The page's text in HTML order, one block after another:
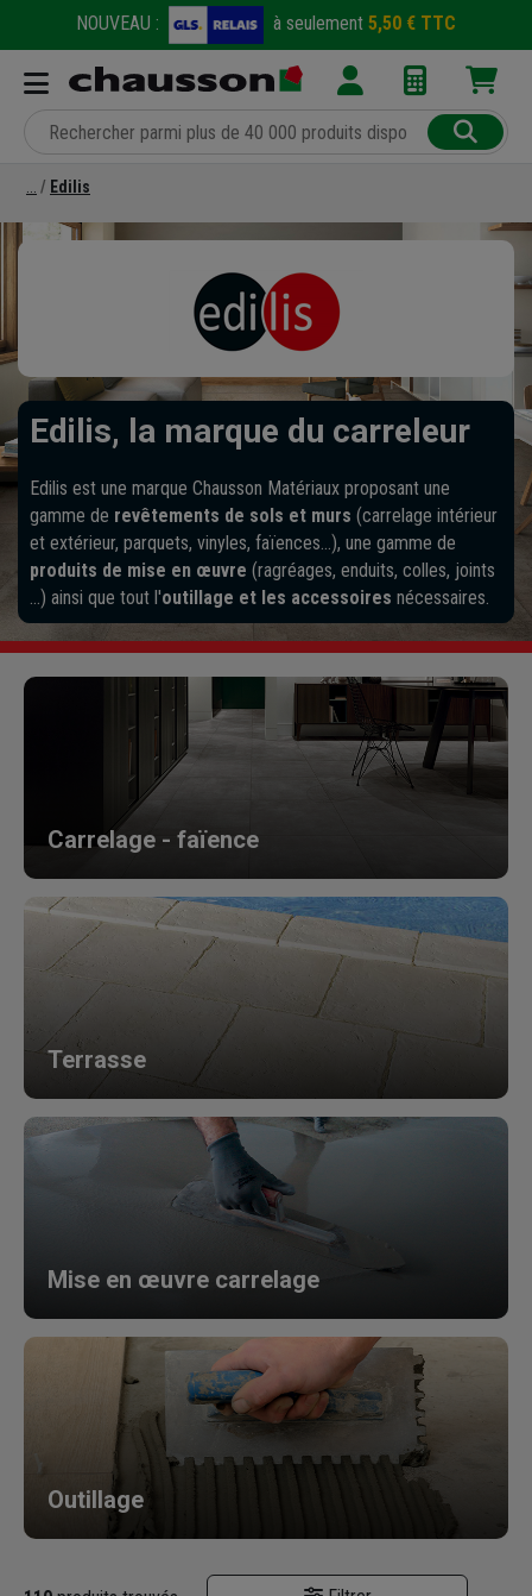
NOUVEAU : à seulement 5,50 € TTC
Edilis
Edilis, la marque du carreleur
Edilis est une marque Chausson Matériaux proposant une
gamme de revêtements de sols et murs (carrelage intérieur
et extérieur, parquets, vinyles, faïences…), une gamme de
produits de mise en œuvre (ragréages, enduits, colles, joints
…) ainsi que tout l'outillage et les accessoires nécessaires.
Carrelage - faïence
Terrasse
Mise en œuvre carrelage
Outillage